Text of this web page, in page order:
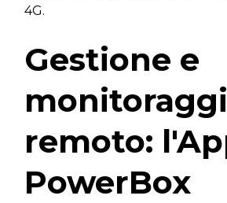
4G.
Gestione e
remoto:
PowerBox